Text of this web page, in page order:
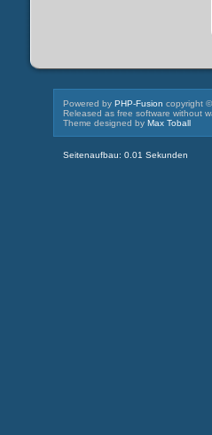
Powered byPHP-Fusion copyright
Released as free software without
Theme designed byMax Toball
Seitenaufbau: 0.01 Sekunden